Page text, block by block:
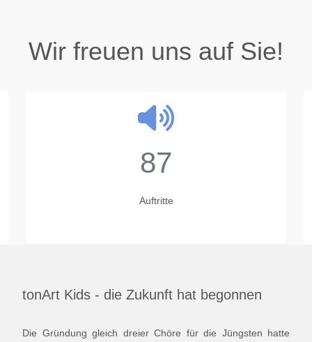
Wir freuen uns auf Sie!
87
Auftritte
tonArt Kids - die Zukunft hat begonnen
Die Gründung gleich dreier Chöre für die Jüngsten hatte